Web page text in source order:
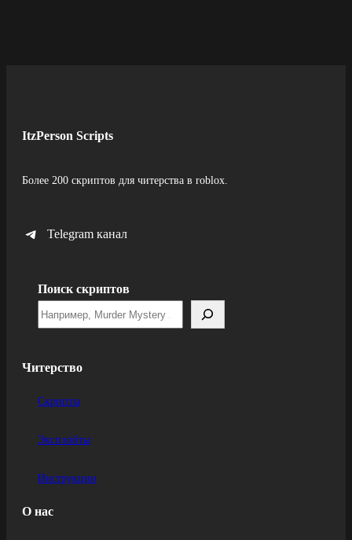
ItzPerson Scripts
Более 200 скриптов для читерства в roblox.
Telegram канал
Поиск скриптов
Читерство
Скрипты
Эксплойты
Инструкции
О нас